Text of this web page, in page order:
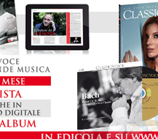
Classic Voice - 2 anni - Italia
€ 170,00 Acquista